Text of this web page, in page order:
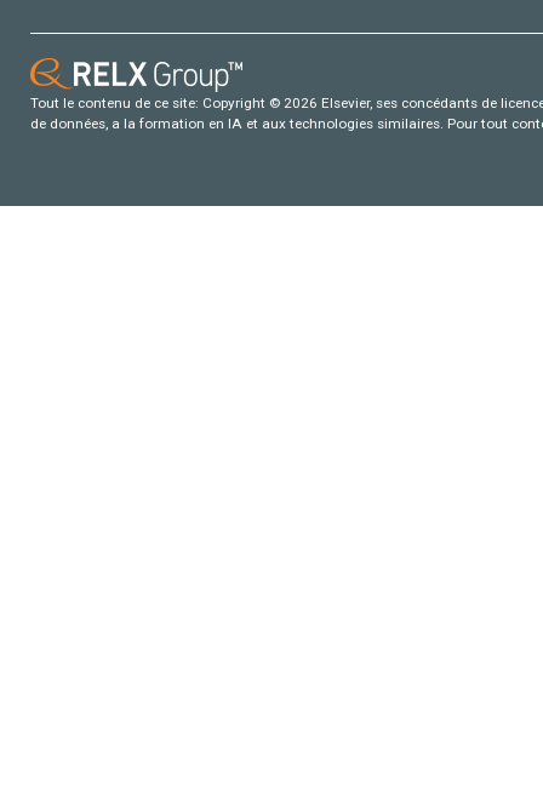
Tout le contenu de ce site: Copyright © 2026 Elsevier, ses concédants de
de données, a la formation en IA et aux technologies similaires. Pour tout